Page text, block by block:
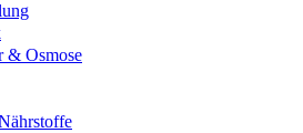
& Osmose